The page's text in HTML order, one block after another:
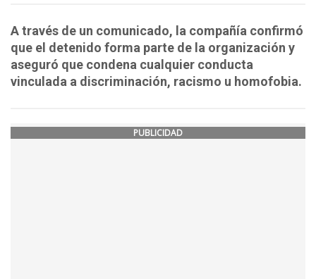
A través de un comunicado, la compañía confirmó
que el detenido forma parte de la organización y
aseguró que condena cualquier conducta
vinculada a discriminación, racismo u homofobia.
PUBLICIDAD